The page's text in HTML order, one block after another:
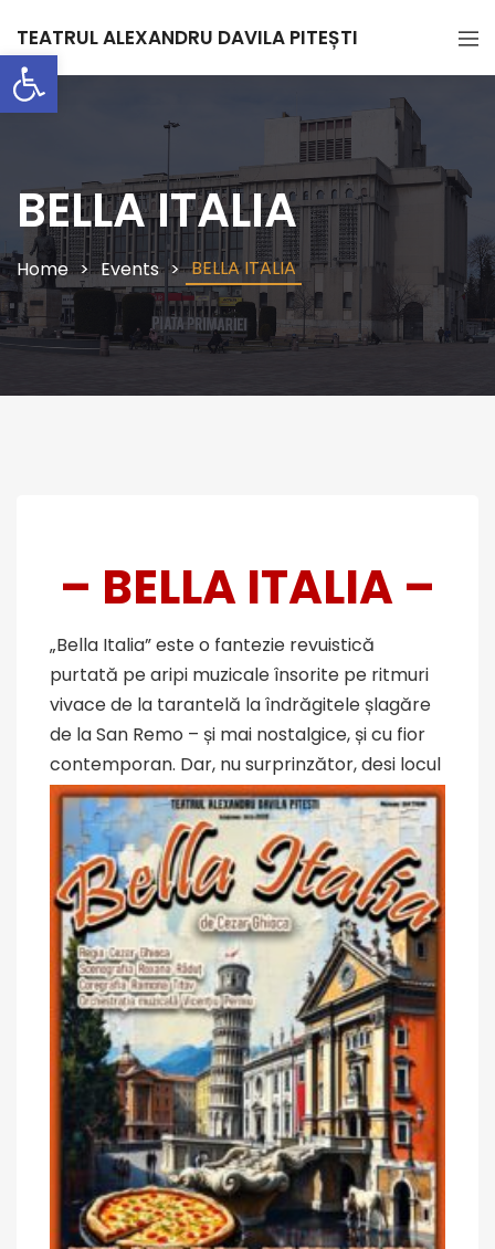
Deschide bara de unelte
TEATRUL ALEXANDRU DAVILA PITEȘTI
BELLA ITALIA
Home Events BELLA ITALIA
– BELLA ITALIA –
„Bella Italia” este o fantezie revuistică
purtată pe aripi muzicale însorite pe ritmuri
vivace de la tarantelă la îndrăgitele șlagăre
de la San Remo – și mai nostalgice, și cu fior
contemporan. Dar, nu surprinzător, desi locul